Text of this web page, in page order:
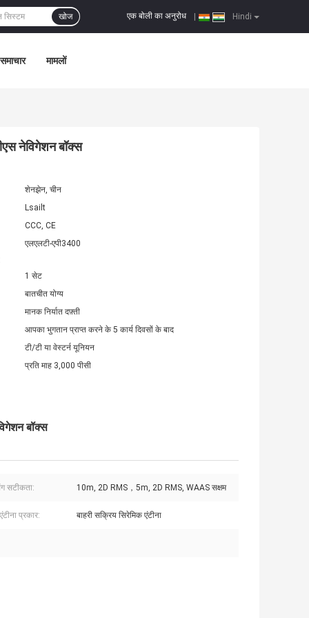
Hindi
एक बोली का अनुरोध
खोज
समाचार मामलों
नेविगेशन बॉक्स
शेनझेन, चीन
Lsailt
CCC, CE
एलएलटी-एपी3400
1 सेट
बातचीत योग्य
मानक निर्यात दफ़्ती
आपका भुगतान प्राप्त करने के 5 कार्य दिवसों के बाद
टी/टी या वेस्टर्न यूनियन
प्रति माह 3,000 पीसी
बॉक्स
सटीकता: 10m, 2D RMS，5m, 2D RMS, WAAS सक्षम
प्रकार: बाहरी सक्रिय सिरेमिक एंटीना